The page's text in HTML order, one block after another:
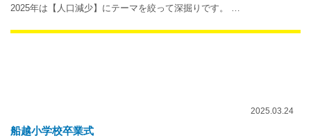
2025年は【人口減少】にテーマを絞って深掘りです。 …
2025.03.24
船越小学校卒業式